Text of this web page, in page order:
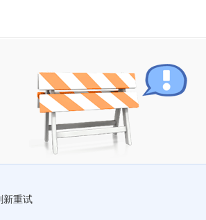
新重试